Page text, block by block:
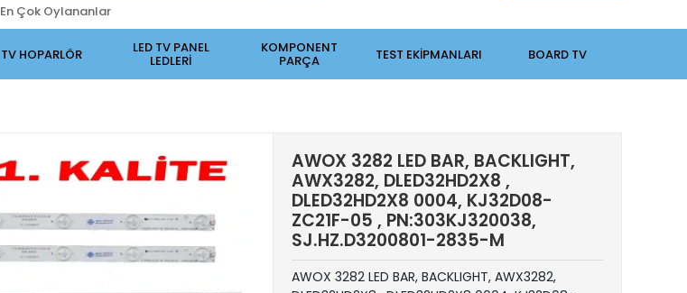
En Çok Oylananlar
TV HOPARLÖR LED TV PANEL
LEDLERİ
KOMPONENT
PARÇA TEST EKİPMANLARI BOARD TV
AWOX 3282 LED BAR, BACKLIGHT,
AWX3282, DLED32HD2X8 ,
DLED32HD2X8 0004, KJ32D08-
ZC21F-05 , PN:303KJ320038,
SJ.HZ.D3200801-2835-M
AWOX 3282 LED BAR, BACKLIGHT, AWX3282,